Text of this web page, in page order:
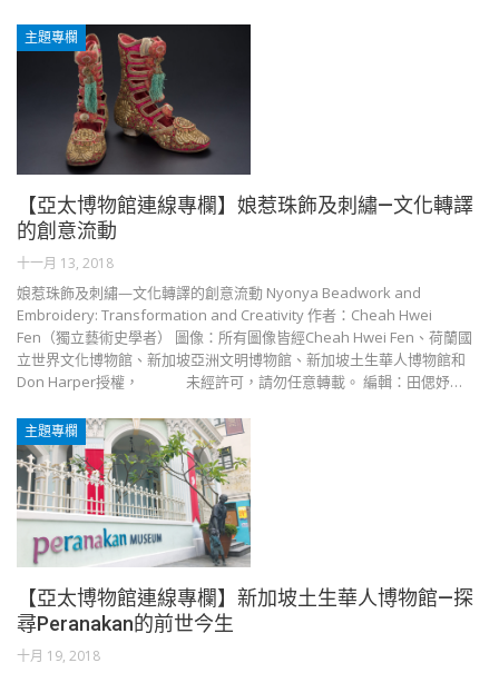
主題專欄
【亞太博物館連線專欄】娘惹珠飾及刺繡—文化轉譯
的創意流動
十一月 13, 2018
娘惹珠飾及刺繡—文化轉譯的創意流動 Nyonya Beadwork and
Embroidery: Transformation and Creativity 作者：Cheah Hwei
Fen（獨立藝術史學者） 圖像：所有圖像皆經Cheah Hwei Fen、荷蘭國
立世界文化博物館、新加坡亞洲文明博物館、新加坡土生華人博物館和
Don Harper授權， 未經許可，請勿任意轉載。 編輯：田偲妤…
主題專欄
【亞太博物館連線專欄】新加坡土生華人博物館—探
尋Peranakan的前世今生
十月 19, 2018